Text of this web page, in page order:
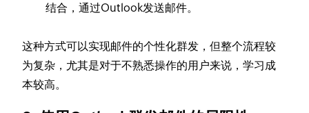
结合，通过Outlook发送邮件。
这种方式可以实现邮件的个性化群发，但整个流程较
为复杂，尤其是对于不熟悉操作的用户来说，学习成
本较高。